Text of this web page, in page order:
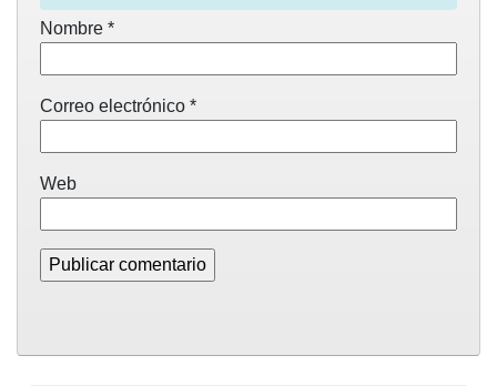
Nombre *
Correo electrónico *
Web